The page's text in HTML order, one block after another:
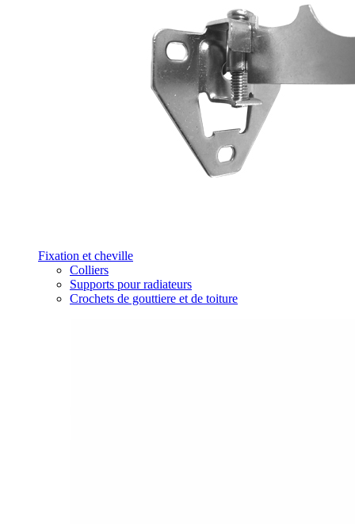
Fixation et cheville
Colliers
Supports pour radiateurs
Crochets de gouttiere et de toiture